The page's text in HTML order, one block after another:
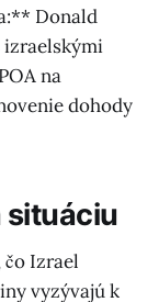
Donald
izraelskými
na
dohody
situáciu
Izrael
vyzývajú k